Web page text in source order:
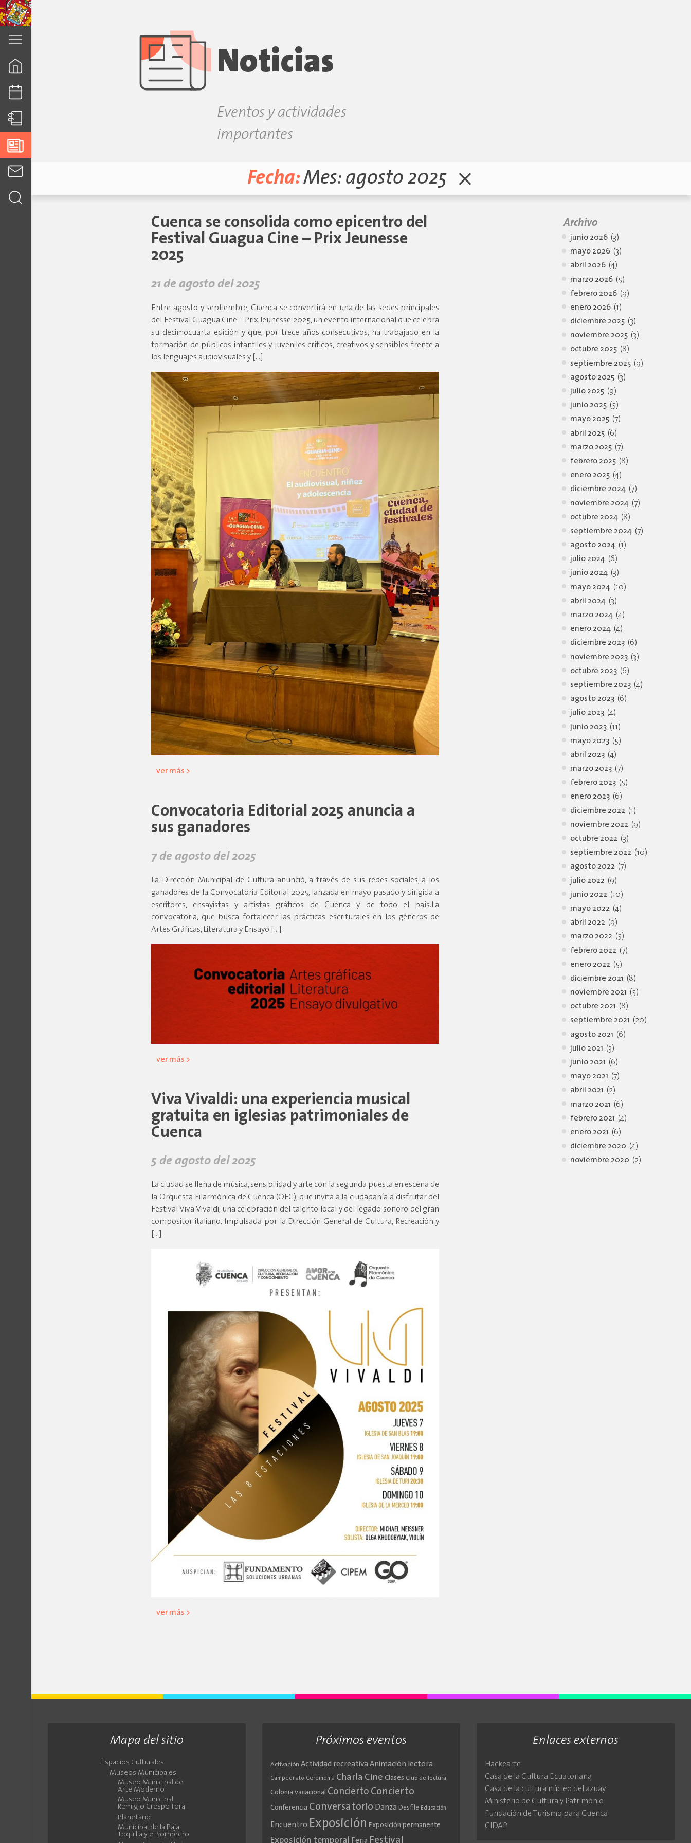
Noticias
Eventos y actividades
importantes
Fecha:Mes: agosto 2025
Cuenca se consolida como epicentro del
Festival Guagua Cine – Prix Jeunesse
2025
21 de agosto del 2025
Entre agosto y septiembre, Cuenca se convertirá en una de las sedes principales
del Festival Guagua Cine – Prix Jeunesse 2025, un evento internacional que celebra
su decimocuarta edición y que, por trece años consecutivos, ha trabajado en la
formación de públicos infantiles y juveniles críticos, creativos y sensibles frente a
los lenguajes audiovisuales y […]
ver más >
Convocatoria Editorial 2025 anuncia a
sus ganadores
7 de agosto del 2025
La Dirección Municipal de Cultura anunció, a través de sus redes sociales, a los
ganadores de la Convocatoria Editorial 2025, lanzada en mayo pasado y dirigida a
escritores, ensayistas y artistas gráficos de Cuenca y de todo el país.La
convocatoria, que busca fortalecer las prácticas escriturales en los géneros de
Artes Gráficas, Literatura y Ensayo […]
ver más >
Viva Vivaldi: una experiencia musical
gratuita en iglesias patrimoniales de
Cuenca
5 de agosto del 2025
La ciudad se llena de música, sensibilidad y arte con la segunda puesta en escena de
la Orquesta Filarmónica de Cuenca (OFC), que invita a la ciudadanía a disfrutar del
Festival Viva Vivaldi, una celebración del talento local y del legado sonoro del gran
compositor italiano. Impulsada por la Dirección General de Cultura, Recreación y
[…]
ver más >
Archivo
junio 2026 (3)
mayo 2026 (3)
abril 2026 (4)
marzo 2026 (5)
febrero 2026 (9)
enero 2026 (1)
diciembre 2025 (3)
noviembre 2025 (3)
octubre 2025 (8)
septiembre 2025 (9)
agosto 2025 (3)
julio 2025 (9)
junio 2025 (5)
mayo 2025 (7)
abril 2025 (6)
marzo 2025 (7)
febrero 2025 (8)
enero 2025 (4)
diciembre 2024 (7)
noviembre 2024 (7)
octubre 2024 (8)
septiembre 2024 (7)
agosto 2024 (1)
julio 2024 (6)
junio 2024 (3)
mayo 2024 (10)
abril 2024 (3)
marzo 2024 (4)
enero 2024 (4)
diciembre 2023 (6)
noviembre 2023 (3)
octubre 2023 (6)
septiembre 2023 (4)
agosto 2023 (6)
julio 2023 (4)
junio 2023 (11)
mayo 2023 (5)
abril 2023 (4)
marzo 2023 (7)
febrero 2023 (5)
enero 2023 (6)
diciembre 2022 (1)
noviembre 2022 (9)
octubre 2022 (3)
septiembre 2022 (10)
agosto 2022 (7)
julio 2022 (9)
junio 2022 (10)
mayo 2022 (4)
abril 2022 (9)
marzo 2022 (5)
febrero 2022 (7)
enero 2022 (5)
diciembre 2021 (8)
noviembre 2021 (5)
octubre 2021 (8)
septiembre 2021 (20)
agosto 2021 (6)
julio 2021 (3)
junio 2021 (6)
mayo 2021 (7)
abril 2021 (2)
marzo 2021 (6)
febrero 2021 (4)
enero 2021 (6)
diciembre 2020 (4)
noviembre 2020 (2)
Mapa del sitio
Espacios Culturales
Museos Municipales
Museo Municipal de
Arte Moderno
Museo Municipal
Remigio Crespo Toral
Planetario
Municipal de la Paja
Toquilla y el Sombrero
Próximos eventos
Activación Actividad recreativa Animación lectora
Campeonato Ceremonia Charla Cine Clases Club de lectura
Colonia vacacional Concierto Concierto
Conferencia Conversatorio Danza Desfile Educación
Encuentro Exposición Exposición permanente
Exposición temporal Feria Festival
Enlaces externos
Hackearte
Casa de la Cultura Ecuatoriana
Casa de la cultura núcleo del azuay
Ministerio de Cultura y Patrimonio
Fundación de Turismo para Cuenca
CIDAP